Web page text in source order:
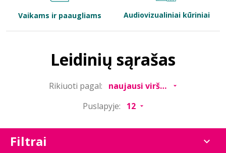
Bibliotekoms
Vaikams ir paaugliams Audiovizualiniai kūriniai
Leidinių sąrašas
Rikiuoti pagal:
Puslapyje:
Filtrai